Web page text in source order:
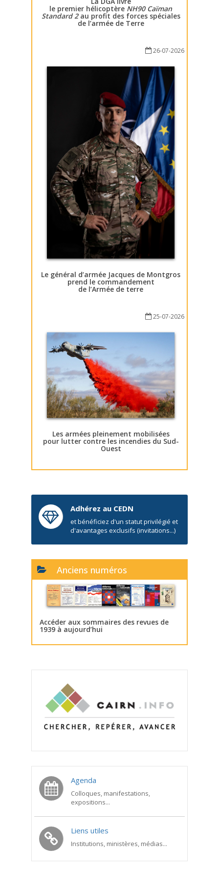
le premier hélicoptère NH90 Caïman
Standard 2au profit des forces spéciales
de l’armée de Terre
26-07-2026
Le général d’armée Jacques de Montgros
prend le commandement
de l’Armée de terre
25-07-2026
Les armées pleinement mobilisées
pour lutter contre les incendies du Sud-
Ouest
Adhérez au CEDN
et bénéficiez d'un statut privilégié et
d'avantages exclusifs (invitations...)
Anciens numéros
Accéder aux sommaires des revues de
1939 à aujourd’hui
Agenda
Colloques, manifestations,
expositions...
Liens utiles
Institutions, ministères, médias...